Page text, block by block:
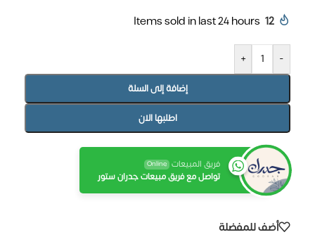
12
Items sold in last 24 hours
-
+
إضافة إلى السلة
اطلبها الان
فريق المبيعات Online
تواصل مع فريق مبيعات جدران ستور
أضف للمفضلة